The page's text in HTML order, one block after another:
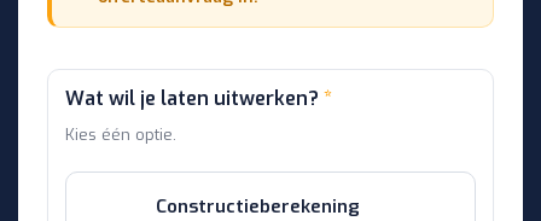
Wat wil je laten uitwerken? *
Kies één optie.
Constructieberekening